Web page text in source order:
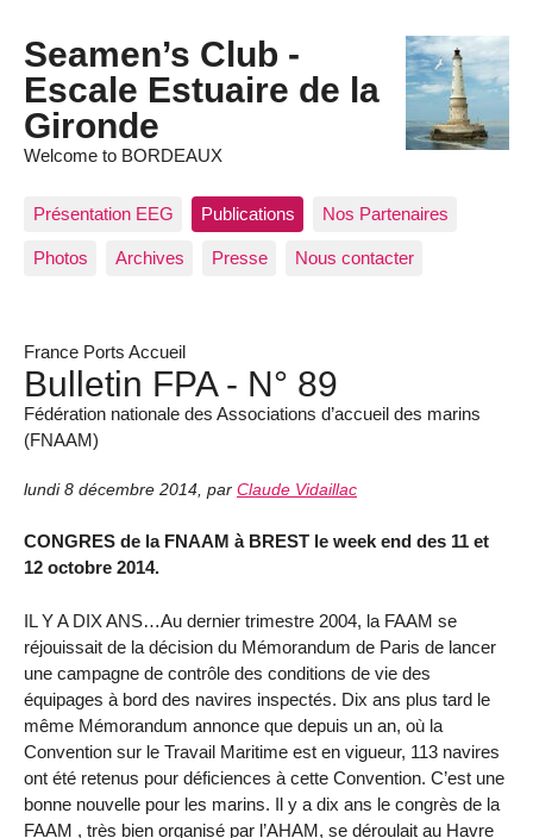
Seamen’s Club -
Escale Estuaire de la
Gironde
Welcome to BORDEAUX
Présentation EEG Publications Nos Partenaires
Photos Archives Presse Nous contacter
France Ports Accueil
Bulletin FPA - N° 89
Fédération nationale des Associations d’accueil des marins
(FNAAM)
lundi 8 décembre 2014 par Claude Vidaillac
CONGRES de la FNAAM à BREST le week end des 11 et
12 octobre 2014.
IL Y A DIX ANS…Au dernier trimestre 2004, la FAAM se
réjouissait de la décision du Mémorandum de Paris de lancer
une campagne de contrôle des conditions de vie des
équipages à bord des navires inspectés. Dix ans plus tard le
même Mémorandum annonce que depuis un an, où la
Convention sur le Travail Maritime est en vigueur, 113 navires
ont été retenus pour déficiences à cette Convention. C’est une
bonne nouvelle pour les marins. Il y a dix ans le congrès de la
FAAM , très bien organisé par l’AHAM, se déroulait au Havre